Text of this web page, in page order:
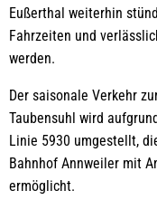
Eußerthal weiterhin
Fahrzeiten und
werden.
Der saisonale Verkehr
Taubensuhl wird
Linie 5930 umgestellt,
Bahnhof Annweiler mit
ermöglicht.